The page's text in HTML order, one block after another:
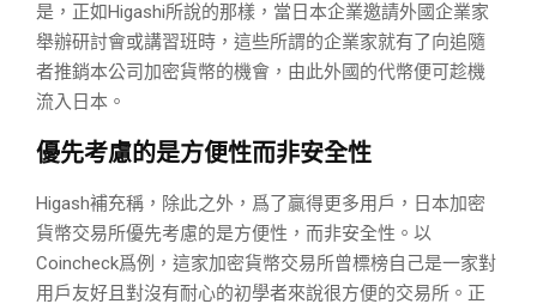
是，正如Higashi所說的那樣，當日本企業邀請外國企業家
舉辦研討會或講習班時，這些所謂的企業家就有了向追隨
者推銷本公司加密貨幣的機會，由此外國的代幣便可趁機
流入日本。
優先考慮的是方便性而非安全性
Higash補充稱，除此之外，爲了贏得更多用戶，日本加密
貨幣交易所優先考慮的是方便性，而非安全性。以
Coincheck爲例，這家加密貨幣交易所曾標榜自己是一家對
用戶友好且對沒有耐心的初學者來說很方便的交易所。正